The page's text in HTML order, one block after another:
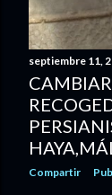
septiembre 11,
Compartir